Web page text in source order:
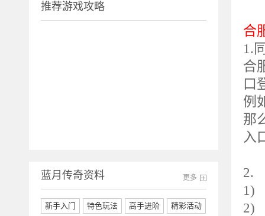
合
1.
合
口
例
那
入
2.
1)
2)
推荐游戏攻略
更多
蓝月传奇资料
新手入门 特色玩法 高手进阶 精彩活动